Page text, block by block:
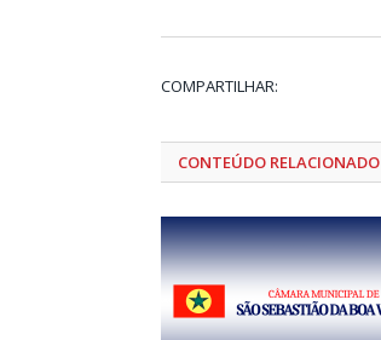
COMPARTILHAR:
CONTEÚDO RELACIONADO